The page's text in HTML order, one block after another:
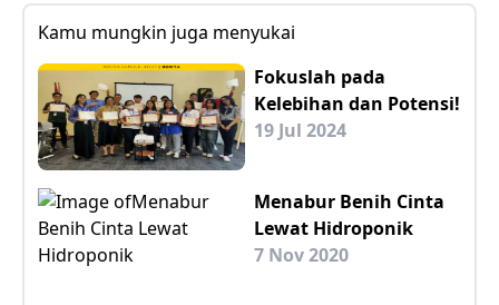
Kamu mungkin juga menyukai
Fokuslah pada
Kelebihan dan Potensi!
19 Jul 2024
Menabur Benih Cinta
Lewat Hidroponik
7 Nov 2020